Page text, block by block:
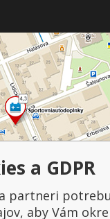
a doprava
a GDPR
partneri
aby Vám